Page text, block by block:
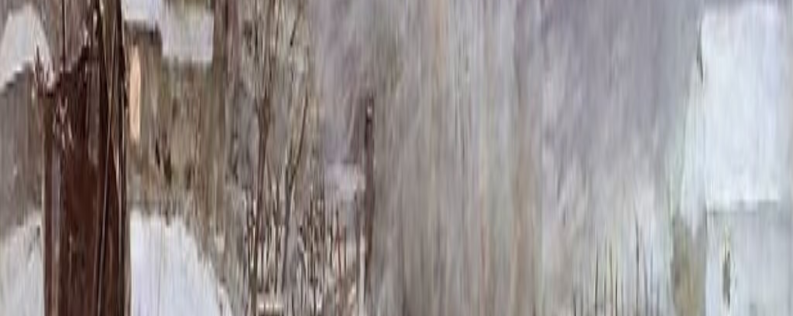
50 250
Быстрый заказ
Памятник ММ/M-1792
50 250 ₽
Выбор атрибутов
Размеры стелы и тумбы вертикальные
Размеры стелы и тумбы вертикальные
80x40x5 12x50x15
64 608 ₽
80x40x8 15x50x20
66 756 ₽
80x40x10 15x50x20
74 820 ₽